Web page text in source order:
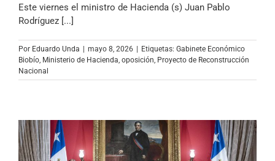
Especiales
Este viernes el ministro de Hacienda (s) Juan Pablo
Rodríguez [...]
Por Eduardo Unda | mayo 8, 2026 | Etiquetas: Gabinete Económico
Biobío Ministerio de Hacienda oposición Proyecto de Reconstrucción
Nacional